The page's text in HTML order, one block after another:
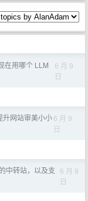
在用哪个 LLM
6 月 9
日
网站审美小小6 月 9
日
中转站，以及支 6 月 9
日